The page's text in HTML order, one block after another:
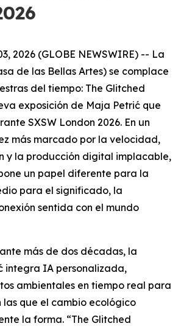
2026 (GLOBE NEWSWIRE) -- La
de las Bellas Artes) se complace
del tiempo: The Glitched
exposición de Maja Petrić que
SXSW London 2026. En un
más marcado por la velocidad,
y la producción digital implacable,
un papel diferente para la
para el significado, la
sentida con el mundo
más de dos décadas, la
integra IA personalizada,
ambientales en tiempo real para
las que el cambio ecológico
la forma. “The Glitched